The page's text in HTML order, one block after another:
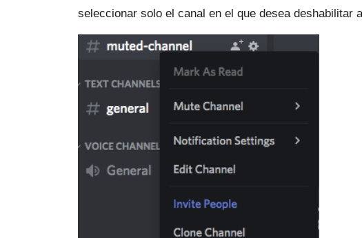
seleccionar solo el canal en el que desea deshabilitar